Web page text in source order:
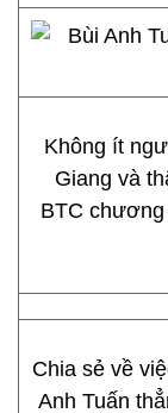
Không ít
Giang và
BTC
Chia sẻ về
Anh Tuấn